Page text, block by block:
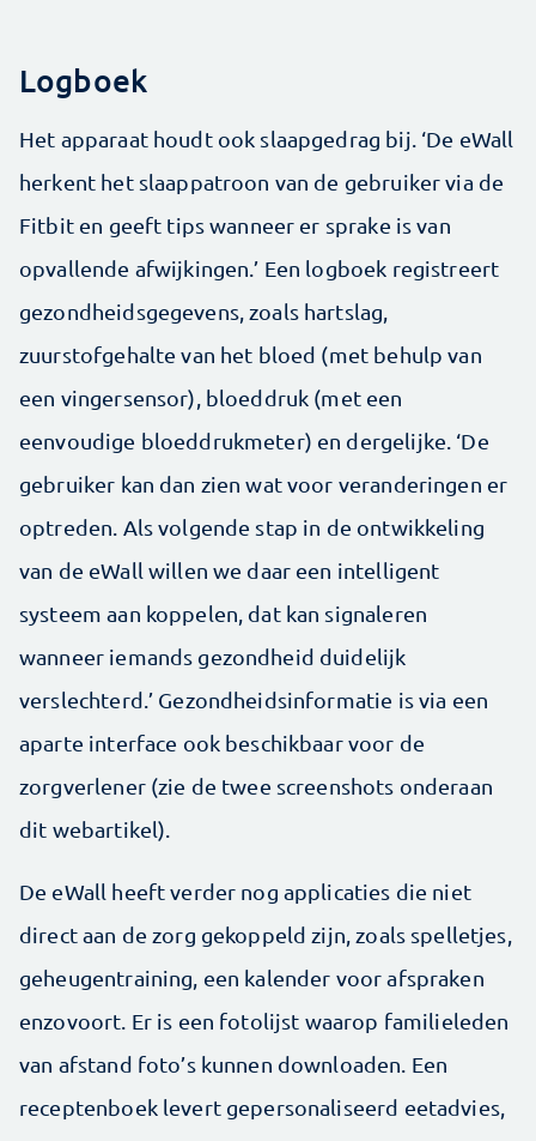
Logboek
Het apparaat houdt ook slaapgedrag bij. ‘De eWall
herkent het slaappatroon van de gebruiker via de
Fitbit en geeft tips wanneer er sprake is van
opvallende afwijkingen.’ Een logboek registreert
gezondheidsgegevens, zoals hartslag,
zuurstofgehalte van het bloed (met behulp van
een vingersensor), bloeddruk (met een
eenvoudige bloeddrukmeter) en dergelijke. ‘De
gebruiker kan dan zien wat voor veranderingen er
optreden. Als volgende stap in de ontwikkeling
van de eWall willen we daar een intelligent
systeem aan koppelen, dat kan signaleren
wanneer iemands gezondheid duidelijk
verslechterd.’ Gezondheidsinformatie is via een
aparte interface ook beschikbaar voor de
zorgverlener (zie de twee screenshots onderaan
dit webartikel).
De eWall heeft verder nog applicaties die niet
direct aan de zorg gekoppeld zijn, zoals spelletjes,
geheugentraining, een kalender voor afspraken
enzovoort. Er is een fotolijst waarop familieleden
van afstand foto’s kunnen downloaden. Een
receptenboek levert gepersonaliseerd eetadvies,